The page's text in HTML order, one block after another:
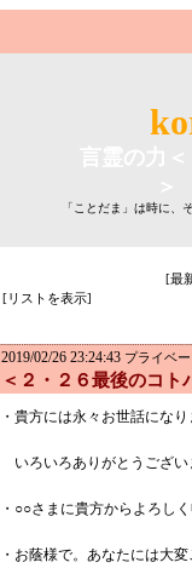
「ことだま」は時に、
[最
[リストを表示]
2019/02/26 23:24:43 プライベ
＜２・２６最後のコト
・貴方には永々お世話にな
いろいろありがとうござい
・○○さまに貴方からよろし
・お蔭様で。あなたには大